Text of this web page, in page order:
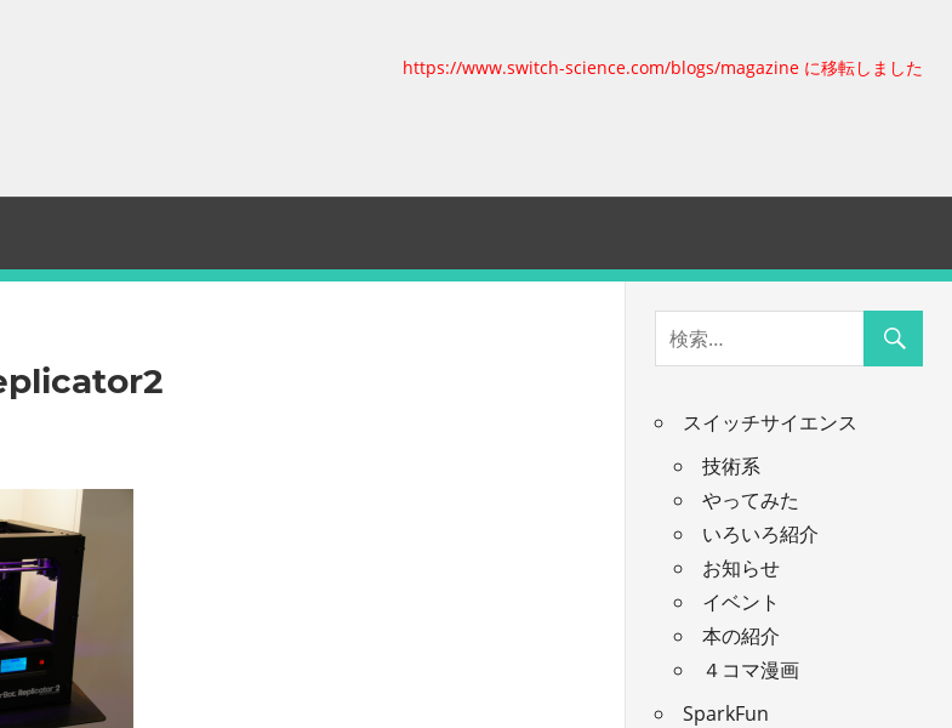
https://www.switch-science.com/blogs/magazine に移転しました
スイッチサイエンス
技術系
やってみた
いろいろ紹介
お知らせ
イベント
本の紹介
４コマ漫画
SparkFun